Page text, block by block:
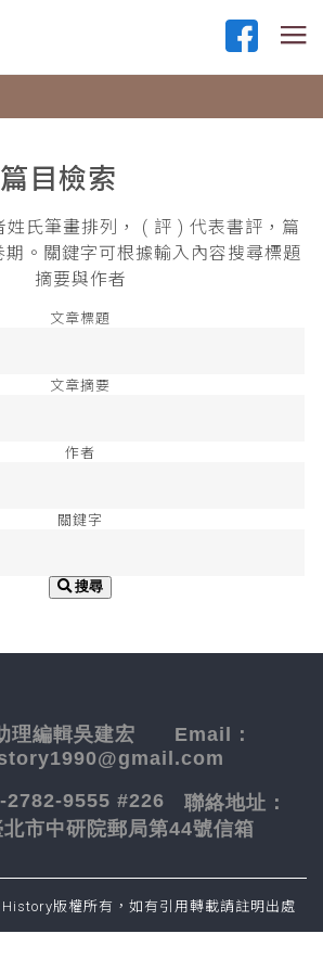
目檢索
姓氏筆畫排列， ( 評 ) 代表書評，篇
。關鍵字可根據輸入內容搜尋標題
摘要與作者
文章標題
文章摘要
作者
關鍵字
搜尋
理編輯吳建宏 Email：
2782-9555 #226 聯絡地址：
市中研院郵局第44號信箱
版權所有，如有引用轉載請註明出處